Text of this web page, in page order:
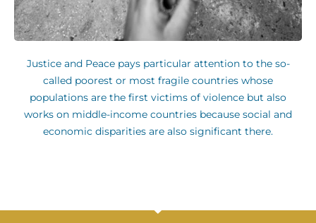
Justice and Peace pays particular attention to the so-
called poorest or most fragile countries whose
populations are the first victims of violence but also
works on middle-income countries because social and
economic disparities are also significant there.